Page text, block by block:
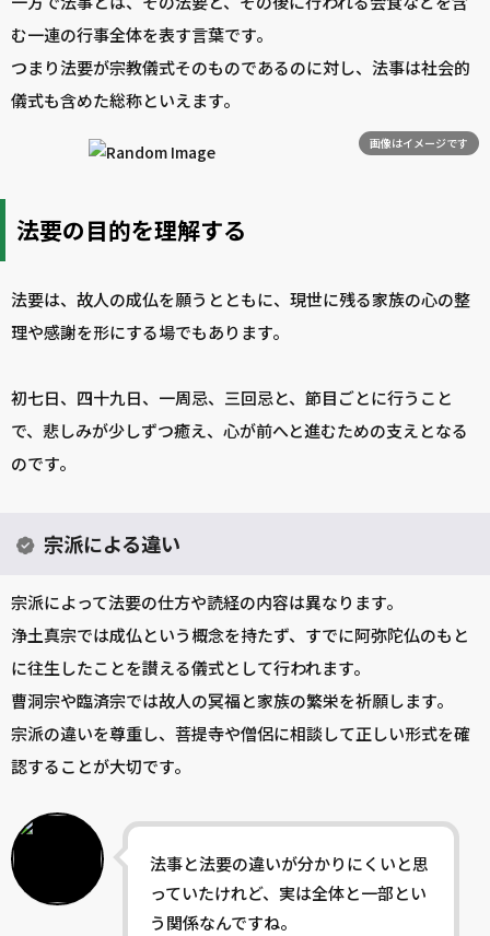
む一連の行事全体を表す言葉です。
つまり法要が宗教儀式そのものであるのに対し、法事は社会的
儀式も含めた総称といえます。
画像はイメージです
法要の目的を理解する
法要は、故人の成仏を願うとともに、現世に残る家族の心の整
理や感謝を形にする場でもあります。
初七日、四十九日、一周忌、三回忌と、節目ごとに行うこと
で、悲しみが少しずつ癒え、心が前へと進むための支えとなる
のです。
宗派による違い
宗派によって法要の仕方や読経の内容は異なります。
浄土真宗では成仏という概念を持たず、すでに阿弥陀仏のもと
に往生したことを讃える儀式として行われます。
曹洞宗や臨済宗では故人の冥福と家族の繁栄を祈願します。
宗派の違いを尊重し、菩提寺や僧侶に相談して正しい形式を確
認することが大切です。
法事と法要の違いが分かりにくいと思
っていたけれど、実は全体と一部とい
う関係なんですね。